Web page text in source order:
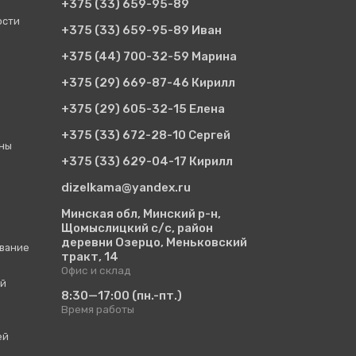
+375 (33) 659-95-89
+375 (33) 659-95-89 Иван
+375 (44) 700-32-59 Марина
+375 (29) 669-87-46 Кирилл
+375 (29) 605-32-15 Елена
+375 (33) 672-28-10 Сергей
+375 (33) 629-04-17 Кирилл
dizelkama@yandex.ru
Минская обл, Минский р-н,
Щомыслицкий с/с, район
деревни Озерцо, Меньковский
тракт, 14
Офис и склад
8:30—17:00 (пн.-пт.)
Время работы